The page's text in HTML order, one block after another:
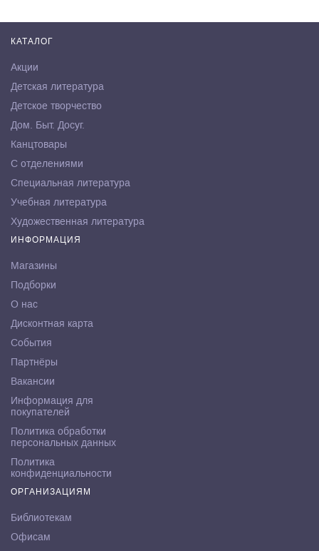
КАТАЛОГ
Акции
Детская литература
Детское творчество
Дом. Быт. Досуг.
Канцтовары
С отделениями
Специальная литература
Учебная литература
Художественная литература
ИНФОРМАЦИЯ
Магазины
Подборки
О нас
Дисконтная карта
События
Партнёры
Вакансии
Информация для
покупателей
Политика обработки
персональных данных
Политика
конфиденциальности
ОРГАНИЗАЦИЯМ
Библиотекам
Офисам